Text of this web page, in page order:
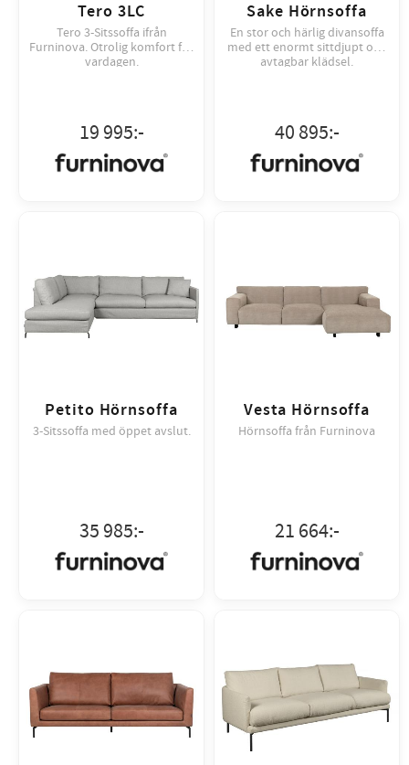
Tero 3LC
Tero 3-Sitssoffa ifrån
Furninova. Otrolig komfort för
vardagen.
19 995:-
Sake Hörnsoffa
En stor och härlig divansoffa
med ett enormt sittdjupt och
avtagbar klädsel.
40 895:-
Petito Hörnsoffa
3-Sitssoffa med öppet avslut.
35 985:-
Vesta Hörnsoffa
Hörnsoffa från Furninova
21 664:-